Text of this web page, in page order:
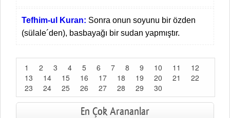
Tefhim-ul Kuran: Sonra onun soyunu bir özden
(sülale´den), basbayağı bir sudan yapmıştır.
1 2 3 4 5 6 7 8 9 10 11
12
13
14 15 16 17 18 19 20 21
22
23
24 25 26 27 28 29 30
En Çok Arananlar